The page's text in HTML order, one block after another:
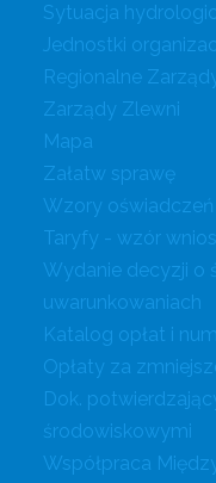
Sytuacja
Jednostki
Regionalne
Zarządy Zlewni
Mapa
Załatw sprawę
Wzory oświadczeń
Taryfy - wzór
Wydanie decyzji o
uwarunkowaniach
Katalog opłat i
Opłaty za
Dok.
środowiskowymi
Współpraca